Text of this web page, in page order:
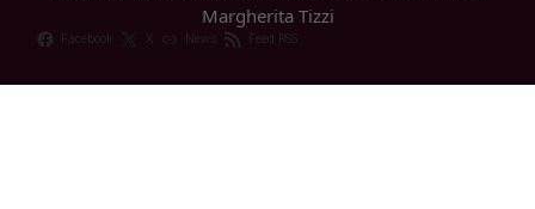
Margherita Tizzi
Facebook X News Feed RSS